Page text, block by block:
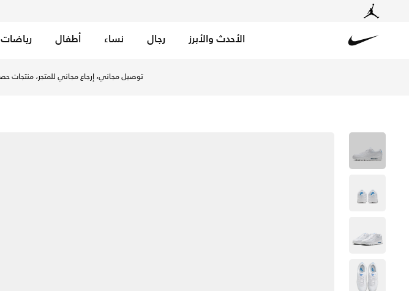
الأحدث والأبرز رجال نساء أطفال رياضات
خصم حتى %50 على تصاميم مختارة. تسوق الآن